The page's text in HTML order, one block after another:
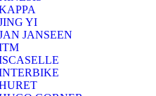
YI
JANSEEN